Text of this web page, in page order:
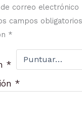
correo electrónico
campos
*
*
*